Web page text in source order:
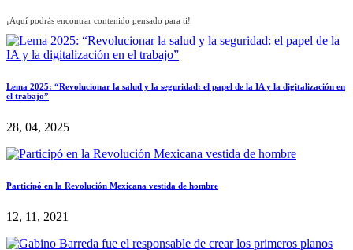
¡Aquí podrás encontrar contenido pensado para ti!
Lema 2025: “Revolucionar la salud y la seguridad: el papel de la IA y la digitalización en
el trabajo”
28, 04, 2025
Participó en la Revolución Mexicana vestida de hombre
12, 11, 2021